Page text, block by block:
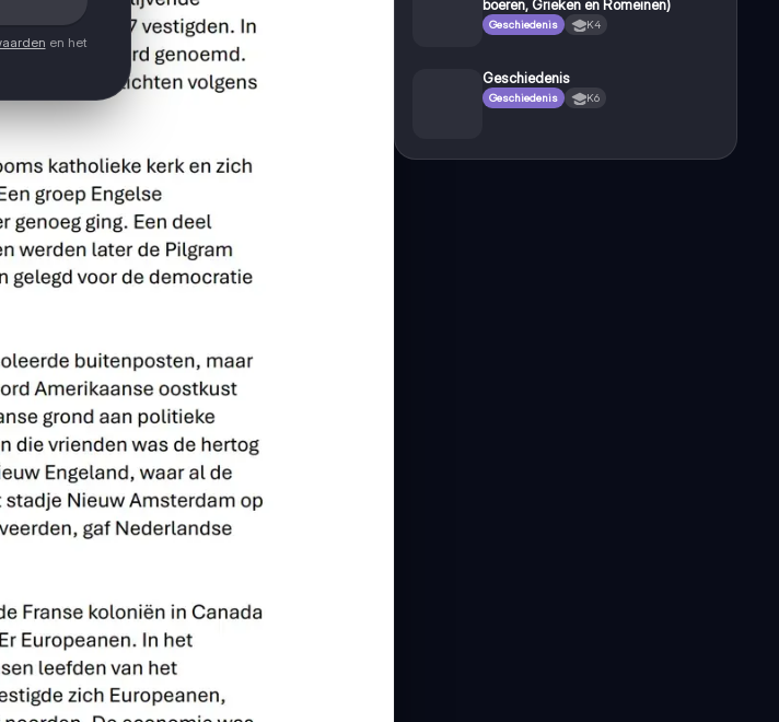
en het
boeren, Grieken en Romeinen)
Geschiedenis K4
Geschiedenis
Geschiedenis K6